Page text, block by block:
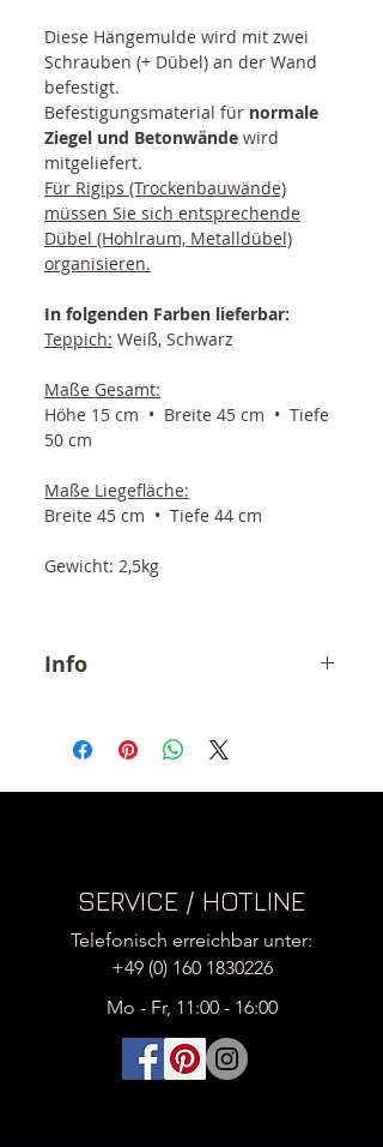
Diese Hängemulde wird mit zwei
Schrauben (+ Dübel) an der Wand
befestigt.
Befestigungsmaterial für normale
Ziegel und Betonwände wird
mitgeliefert.
Für Rigips (Trockenbauwände)
müssen Sie sich entsprechende
Dübel (Hohlraum, Metalldübel)
organisieren.
In folgenden Farben lieferbar:
Teppich: Weiß, Schwarz
Maße Gesamt:
Höhe 15 cm • Breite 45 cm • Tiefe
50 cm
Maße Liegefläche:
Breite 45 cm • Tiefe 44 cm
Gewicht: 2,5kg
Info
Endpreis inkl. 19% MwSt.
zzgl. Versandkosten (6,90,- €).
SERVICE / HOTLINE
Telefonisch erreichbar unter:
+49 (0) 160 1830226
Mo - Fr, 11:00 - 16:00